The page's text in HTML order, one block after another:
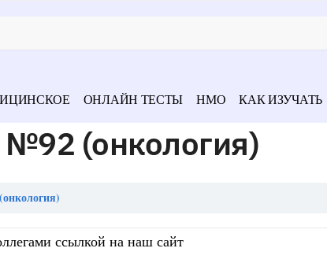
ОНЛАЙН ТЕСТЫ НМО КАК ИЗУЧАТЬ
(онкология)
ссылкой на наш сайт